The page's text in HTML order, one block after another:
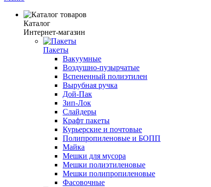
Каталог
Интернет-магазин
Пакеты
Вакуумные
Воздушно-пузырчатые
Вспененный полиэтилен
Вырубная ручка
Дой-Пак
Зип-Лок
Слайдеры
Крафт пакеты
Курьерские и почтовые
Полипропиленовые и БОПП
Майка
Мешки для мусора
Мешки полиэтиленовые
Мешки полипропиленовые
Фасовочные